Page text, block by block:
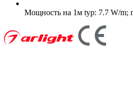
Мощность на 1м typ: 7.7 W/m;